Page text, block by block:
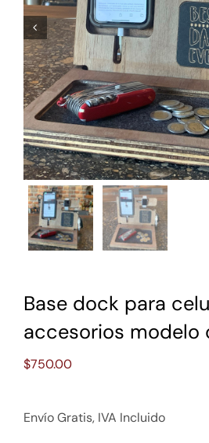

Base dock para
accesorios modelo
$750.00
Envío Gratis, IVA Incluido